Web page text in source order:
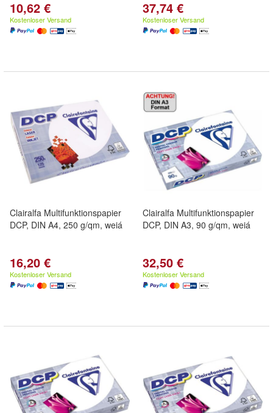
10,62 €
Kostenloser Versand
37,74 €
Kostenloser Versand
Clairalfa Multifunktionspapier
DCP, DIN A4, 250 g/qm, weiá
16,20 €
Kostenloser Versand
Clairalfa Multifunktionspapier
DCP, DIN A3, 90 g/qm, weiá
32,50 €
Kostenloser Versand